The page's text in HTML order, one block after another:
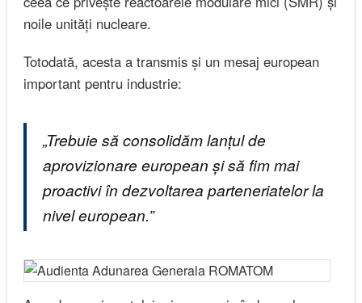
noile unități nucleare.
Totodată, acesta a transmis și un mesaj european
important pentru industrie:
„Trebuie să consolidăm lanțul de
aprovizionare european și să fim mai
proactivi în dezvoltarea parteneriatelor la
nivel european.”